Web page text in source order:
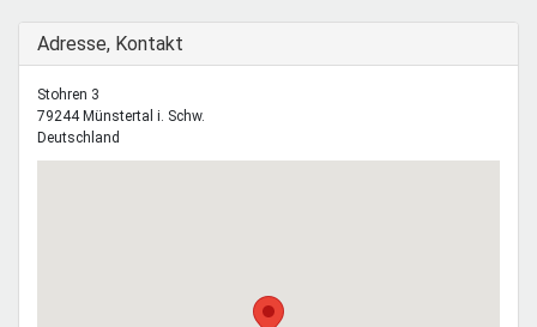
Ausblenden
Adresse, Kontakt
Stohren 3
79244 Münstertal i. Schw.
Deutschland